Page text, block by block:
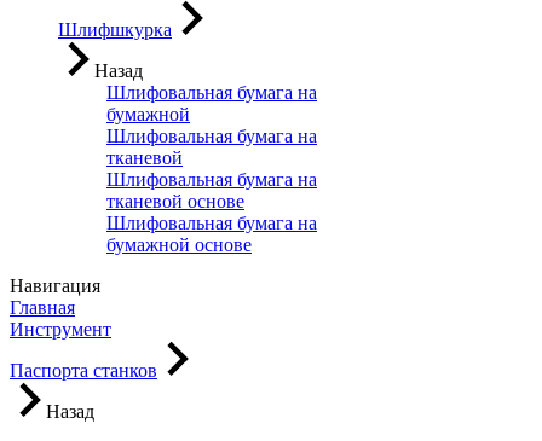
Шлифшкурка
Назад
Шлифовальная бумага на
бумажной
Шлифовальная бумага на
тканевой
Шлифовальная бумага на
тканевой основе
Шлифовальная бумага на
бумажной основе
Навигация
Главная
Инструмент
Паспорта станков
Назад